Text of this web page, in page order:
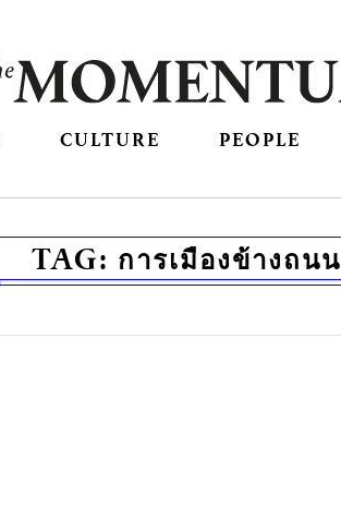
CULTURE PEOPLE
TAG: การเมืองข้างถนน